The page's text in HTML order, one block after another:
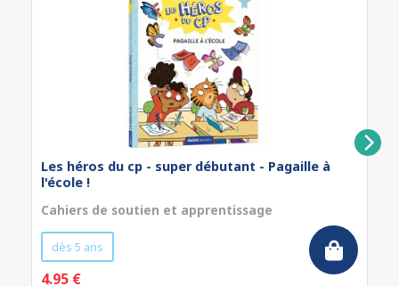
Les héros du cp - super débutant - Pagaille à
l'école !
Cahiers de soutien et apprentissage
dès 5 ans
4.95 €